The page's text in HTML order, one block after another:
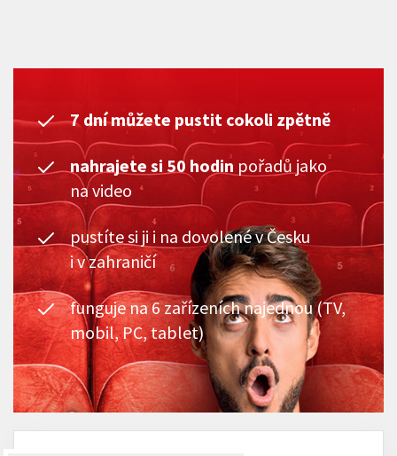
7 dní můžete pustit cokoli zpětně
nahrajete si 50 hodin pořadů jako
na video
pustíte si ji i na dovolené v Česku
i v zahraničí
funguje na 6 zařízeních najednou (TV,
mobil, PC, tablet)